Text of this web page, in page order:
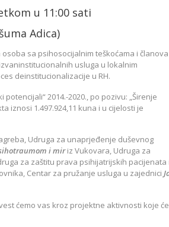
u 11:00 sati
Adica)
sa psihosocijalnim teškoćama i članova
usluga u lokalnim
deinstitucionalizacije u RH.
2014.-2020., po pozivu: „Širenje
iznosi 1.497.924,11 kuna i u cijelosti je
Udruga za unaprjeđenje duševnog
i miriz Vukovara, Udruga za
za zaštitu prava psihijatrijskih pacijenata
Centar za pružanje usluga u zajednici
ćemo vas kroz projektne aktivnosti koje će